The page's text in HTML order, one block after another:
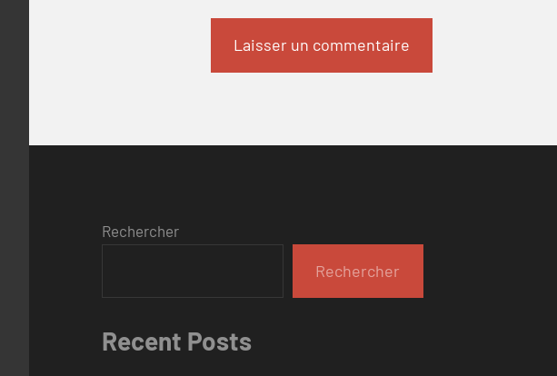
Rechercher
Rechercher
Recent Posts